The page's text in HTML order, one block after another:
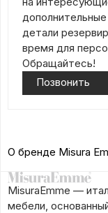
детали
время для
Обращайтесь!
Позвонить
О бренде Misura
MisuraEmme —
мебели,